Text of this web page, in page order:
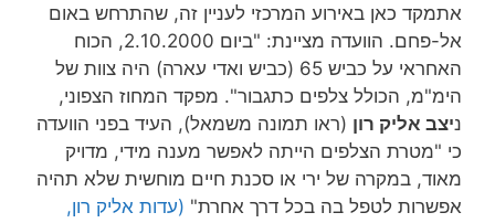
אתמקד כאן באירוע המרכזי לעניין זה, שהתרחש באום
אל-פחם. הוועדה מציינת: "ביום 2.10.2000, הכוח
האחראי על כביש 65 (כביש ואדי עארה) היה צוות של
הימ"מ, הכולל צלפים כתגבור". מפקד המחוז הצפוני,
ניצב אליק רון (ראו תמונה משמאל), העיד בפני הוועדה
כי "מטרת הצלפים הייתה לאפשר מענה מידי, מדויק
מאוד, במקרה של ירי או סכנת חיים מוחשית שלא תהיה
אפשרות לטפל בה בכל דרך אחרת" (עדות אליק רון,